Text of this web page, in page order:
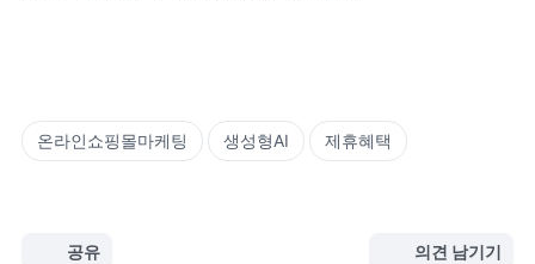
온라인쇼핑몰마케팅 생성형AI 제휴혜택
공유 의견 남기기